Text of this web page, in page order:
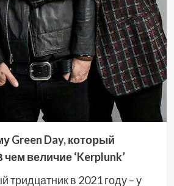
Green Day, который
величие ‘Kerplunk’
в 2021 году – у